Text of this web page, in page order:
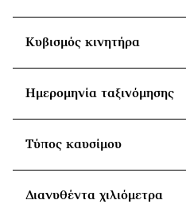
Κυβισμός κινητήρα
Ημερομηνία ταξινόμησης
Τύπος καυσίμου
Διανυθέντα χιλιόμετρα